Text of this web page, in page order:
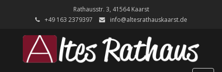
Rathausstr. 3, 41564 Kaarst
+49 ‭163 2379397‬
info@altesrathauskaarst.de